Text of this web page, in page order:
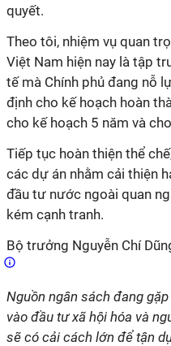
quyết.
Theo tôi, nhiệm vụ quan
Việt Nam hiện nay là tập
tế mà Chính phủ đang nỗ
định cho kế hoạch hoàn
cho kế hoạch 5 năm và
Tiếp tục hoàn thiện thể
các dự án nhằm cải thiện
đầu tư nước ngoài quan
kém cạnh tranh.
Bộ trưởng Nguyễn Chí
Nguồn ngân sách đang
vào đầu tư xã hội hóa và
sẽ có cải cách lớn để tận